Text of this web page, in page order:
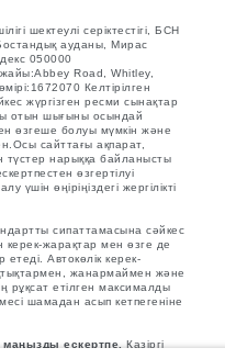
шектеулі серіктестігі, БСН
ауданы, Мирас
050000
Road, Whitley,
Келтірілген
жүргізген ресми сынақтар
отын шығыны осындай
өзгеше болуы мүмкін және
сайттағы ақпарат,
түстер нарыққа байланысты
өзгертілуі
үшін өңіріңіздегі жергілікті
сипаттамасына сәйкес
керек-жарақтар мен өзге де
Автокөлік керек-
жанармаймен және
рұқсат етілген максималды
шамадан асып кетпегеніне
ескертпе.
Қазіргі